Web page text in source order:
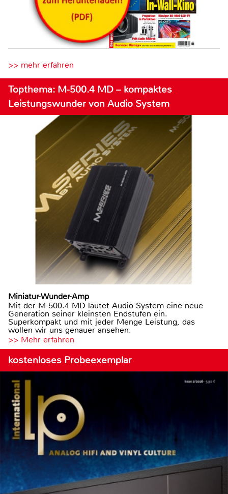
>> mehr erfahren
Topthema: M-500.4 MD – kompaktes
Leistungswunder von Audio System
Miniatur-Wunder-Amp
Mit der M-500.4 MD läutet Audio System eine neue
Generation seiner kleinsten Endstufen ein.
Superkompakt und mit jeder Menge Leistung, das
wollen wir uns genauer ansehen.
>> Mehr erfahren
kostenloses Probeexemplar